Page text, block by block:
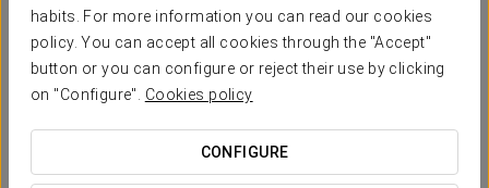
habits. For more information you can read our cookies
policy. You can accept all cookies through the "Accept"
button or you can configure or reject their use by clicking
on "Configure". Cookies policy
CONFIGURE
€49 per person
Canyoning
Пробуди свой авантюрный дух и займись каньонингом в